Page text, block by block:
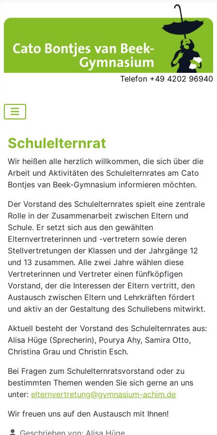
Telefon +49 4202 96940
Schulelternrat
Wir heißen alle herzlich willkommen, die sich über die
Arbeit und Aktivitäten des Schulelternrates am Cato
Bontjes van Beek-Gymnasium informieren möchten.
Der Vorstand des Schulelternrates spielt eine zentrale
Rolle in der Zusammenarbeit zwischen Eltern und
Schule. Er setzt sich aus den gewählten
Elternvertreterinnen und -vertretern sowie deren
Stellvertretungen der Klassen und der Jahrgänge 12
und 13 zusammen. Alle zwei Jahre wählen diese
Vertreterinnen und Vertreter einen fünfköpfigen
Vorstand, der die Interessen der Eltern vertritt, den
Austausch zwischen Eltern und Lehrkräften fördert
und aktiv an der Gestaltung des Schullebens mitwirkt.
Aktuell besteht der Vorstand des Schulelternrates aus:
Alisa Hüge (Sprecherin), Pourya Ahy, Samira Otto,
Christina Grau und Christin Esch.
Bei Fragen zum Schulelternratsvorstand oder zu
bestimmten Themen wenden Sie sich gerne an uns
unter: elternvertretung@gymnasium-achim.de
Wir freuen uns auf den Austausch mit Ihnen!
Details
Geschrieben von: Alisa Hüge